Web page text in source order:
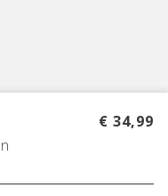
€ 34,99